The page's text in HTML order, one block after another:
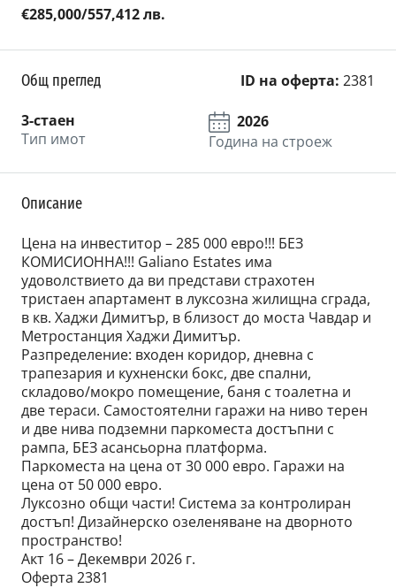
€285,000/557,412 лв.
Общ преглед ID на оферта: 2381
3-стаен
Тип имот
2026
Година на строеж
Описание
Цена на инвеститор – 285 000 евро!!! БЕЗ
КОМИСИОННА!!! Galiano Estates има
удоволствието да ви представи страхотен
тристаен апартамент в луксозна жилищна сграда,
в кв. Хаджи Димитър, в близост до моста Чавдар и
Метростанция Хаджи Димитър.
Разпределение: входен коридор, дневна с
трапезария и кухненски бокс, две спални,
складово/мокро помещение, баня с тоалетна и
две тераси. Самостоятелни гаражи на ниво терен
и две нива подземни паркоместа достъпни с
рампа, БЕЗ асансьорна платформа.
Паркоместа на цена от 30 000 евро. Гаражи на
цена от 50 000 евро.
Луксозно общи части! Система за контролиран
достъп! Дизайнерско озеленяване на дворното
пространство!
Акт 16 – Декември 2026 г.
Оферта 2381